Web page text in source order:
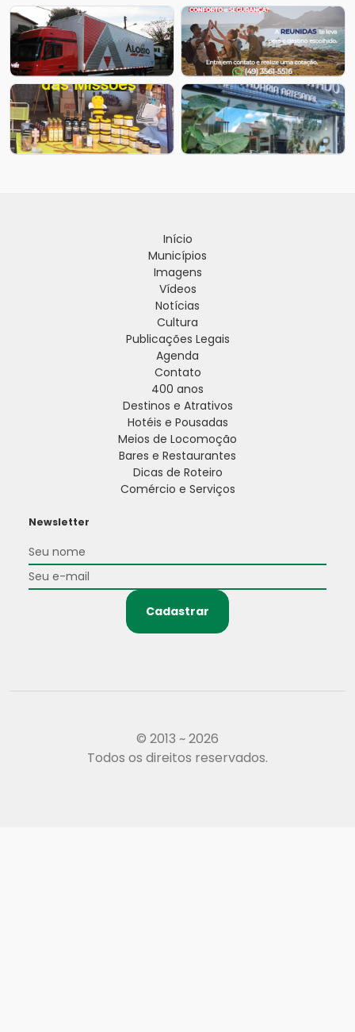
Início
Municípios
Imagens
Vídeos
Notícias
Cultura
Publicações Legais
Agenda
Contato
400 anos
Destinos e Atrativos
Hotéis e Pousadas
Meios de Locomoção
Bares e Restaurantes
Dicas de Roteiro
Comércio e Serviços
Newsletter
Cadastrar
© 2013 ~ 2026
Todos os direitos reservados.